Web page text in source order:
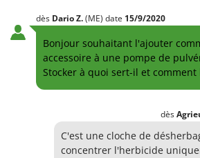
N
Nettoyeurs et Balais à vapeur
Nettoyeurs haute pression
Nettoyeurs tapis, moquettes et
Peignes vibreurs et Secoueurs à
Pelles rétros pour tracteur
Fimar
FINI
Fiorentini
Fiskars
Fontana Forni
Forest Master
dès DarioZ.(ME) date 15/9/2020
Bonjour souhaitant l'ajouter
accessoire à une pompe de
Stocker à quoi sert-il et
dès
C'est une cloche de
concentrer l'herbicide